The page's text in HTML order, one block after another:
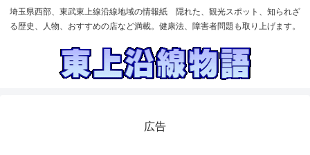
埼玉県西部、東武東上線沿線地域の情報紙 隠れた、観光スポット、知られざ
る歴史、人物、おすすめの店など満載。健康法、障害者問題も取り上げます。
広告